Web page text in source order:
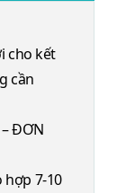
cho kết
cần
ĐƠN
hợp 7-10